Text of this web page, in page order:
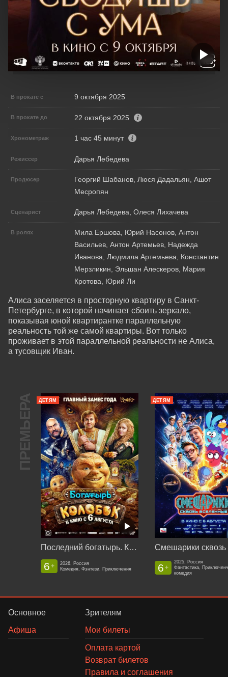
В прокате с 9 октября 2025
В прокате до 22 октября 2025
Хронометраж 1 час 45 минут
Режиссер Дарья Лебедева
Продюсер
Георгий Шабанов, Люся Дадальян, Ашот
Месропян
Сценарист Дарья Лебедева, Олеся Лихачева
В ролях
Мила Ершова, Юрий Насонов, Антон
Васильев, Антон Артемьев, Надежда
Иванова, Людмила Артемьева, Константин
Мерзликин, Эльшан Алескеров, Мария
Кротова, Юрий Ли
Алиса заселяется в просторную квартиру в Санкт-
Петербурге, в которой начинает сбоить зеркало,
показывая юной квартирантке параллельную
реальность той же самой квартиры. Вот только
проживает в этой параллельной реальности не Алиса,
а тусовщик Иван.
ПРЕМЬЕРА ДЕТЯМ
Последний богатырь. Колобок
6 +
2026, Россия
Комедия, Фэнтези, Приключения
ДЕТЯМ
6 +
2025, Россия
Фантастика,
комедия
Основное
Афиша
Зрителям
Мои билеты
Оплата картой
Возврат билетов
Правила и соглашения